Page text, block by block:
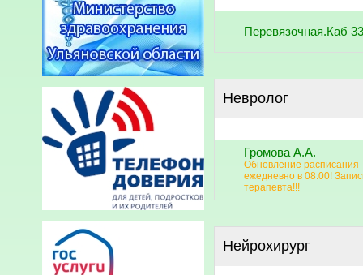
Перевязочная.Каб
Невролог
Громова А.А.
Обновление расписания
ежедневно в 08:00!
терапевта!!!
Нейрохирург